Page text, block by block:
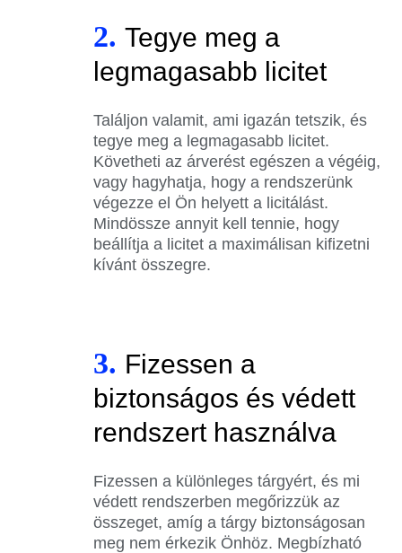
2. Tegye meg a
legmagasabb licitet
Találjon valamit, ami igazán tetszik, és
tegye meg a legmagasabb licitet.
Követheti az árverést egészen a végéig,
vagy hagyhatja, hogy a rendszerünk
végezze el Ön helyett a licitálást.
Mindössze annyit kell tennie, hogy
beállítja a licitet a maximálisan kifizetni
kívánt összegre.
3. Fizessen a
biztonságos és védett
rendszert használva
Fizessen a különleges tárgyért, és mi
védett rendszerben megőrizzük az
összeget, amíg a tárgy biztonságosan
meg nem érkezik Önhöz. Megbízható